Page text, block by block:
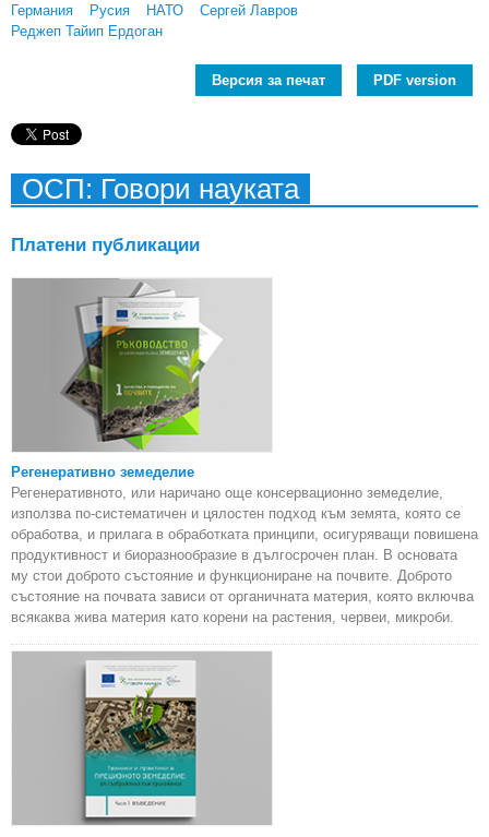
Германия
Русия НАТО
Сергей Лавров
Реджеп Тайип Ердоган
Версия за печат PDF version
ОСП: Говори науката
Платени публикации
Регенеративно земеделие
Регенеративното, или наричано още консервационно земеделие,
използва по-систематичен и цялостен подход към земята, която се
обработва, и прилага в обработката принципи, осигуряващи повишена
продуктивност и биоразнообразие в дългосрочен план. В основата
му стои доброто състояние и функциониране на почвите. Доброто
състояние на почвата зависи от органичната материя, която включва
всякаква жива материя като корени на растения, червеи, микроби.